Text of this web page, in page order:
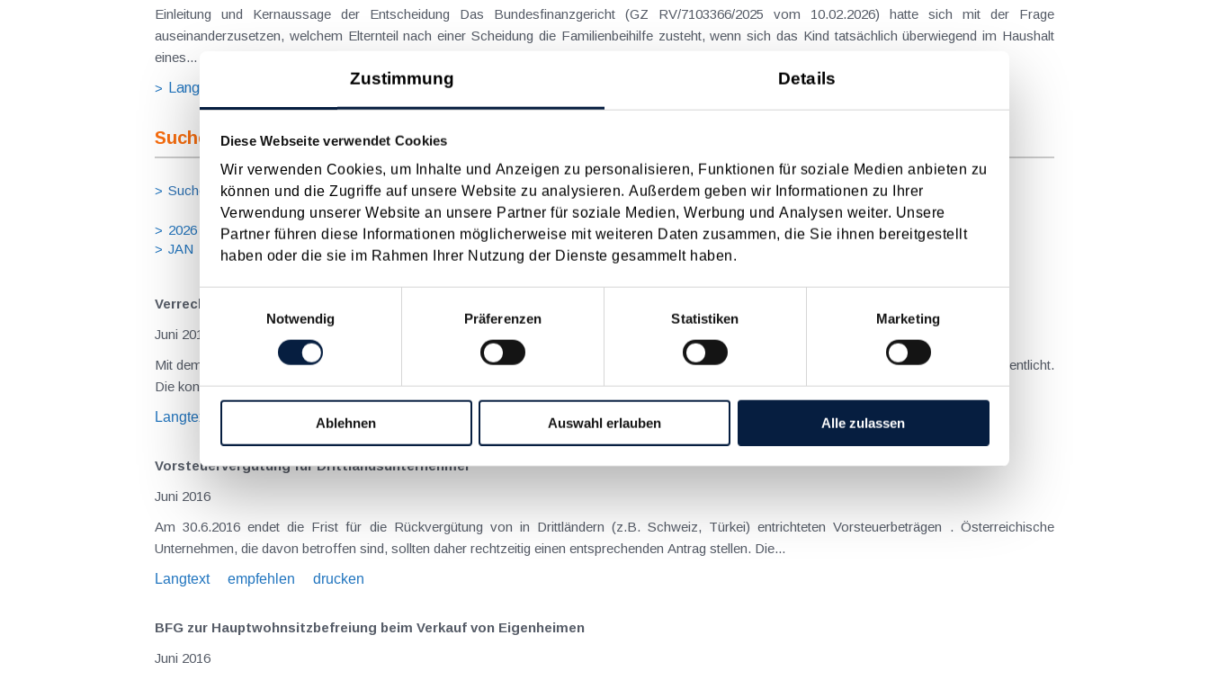
Zustimmung Details
Diese Webseite verwendet Cookies
Wir verwenden Cookies, um Inhalte und Anzeigen zu personalisieren, Funktionen für soziale Medien anbieten zu
können und die Zugriffe auf unsere Website zu analysieren. Außerdem geben wir Informationen zu Ihrer
Verwendung unserer Website an unsere Partner für soziale Medien, Werbung und Analysen weiter. Unsere
Partner führen diese Informationen möglicherweise mit weiteren Daten zusammen, die Sie ihnen bereitgestellt
haben oder die sie im Rahmen Ihrer Nutzung der Dienste gesammelt haben.
Einwilligungsauswahl
Notwendig
Präferenzen Statistiken Marketing
Ablehnen Auswahl erlauben Alle zulassen
Einleitung und Kernaussage der Entscheidung Das Bundesfinanzgericht (GZ RV/7103366/2025 vom 10.02.2026) hatte sich mit der Frage
auseinanderzusetzen, welchem Elternteil nach einer Scheidung die Familienbeihilfe zusteht, wenn sich das Kind tatsächlich überwiegend im Haushalt
eines...
Langtext
drucken
Suche im Archiv
Suche nach Begriffen Suche nach Datum Suche in Schlagwortliste
2026 2025 2024 2023 2022 2021 2020 2019 2018
2017
JAN
FEB MÄR APR MAI JUN JUL AUG SEP OKT NOV
Verrechnungspreis-Dokumentationspflicht in Österreich erwartet
Juni 2016
Mit dem EU-Abgabenänderungsgesetz 2016 wurde unlängst auch das Verrechnungspreisdokumentationsgesetz im Begutachtungsentwurf veröffentlicht.
Die konzerninternen Verrechnungspreise sind ja in den letzten Jahren verstärkt in den Fokus bei Betriebsprüfungen geraten...
Langtext
drucken
Vorsteuervergütung für Drittlandsunternehmer
Juni 2016
Am 30.6.2016 endet die Frist für die Rückvergütung von in Drittländern (z.B. Schweiz, Türkei) entrichteten Vorsteuerbeträgen . Österreichische
Unternehmen, die davon betroffen sind, sollten daher rechtzeitig einen entsprechenden Antrag stellen. Die...
Langtext
empfehlen drucken
BFG zur Hauptwohnsitzbefreiung beim Verkauf von Eigenheimen
Juni 2016